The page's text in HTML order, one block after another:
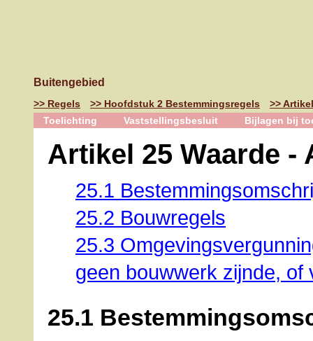
Buitengebied
Regels Hoofdstuk 2 Bestemmingsregels
Toelichting
Vaststellingsbesluit Bijlagen bij
Artikel 25 Waarde -
25.1
25.2 Bouwregels
25.3
geen bouwwerk zijnde, of
25.1